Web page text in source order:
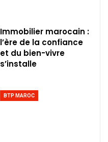
Immobilier marocain :
l’ère de la confiance
et du bien-vivre
s’installe
BTP MAROC